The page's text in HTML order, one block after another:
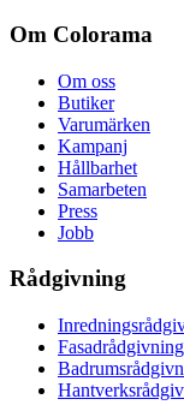
Om Colorama
Om oss
Butiker
Varumärken
Kampanj
Hållbarhet
Samarbeten
Press
Jobb
Rådgivning
Fasadrådgivning